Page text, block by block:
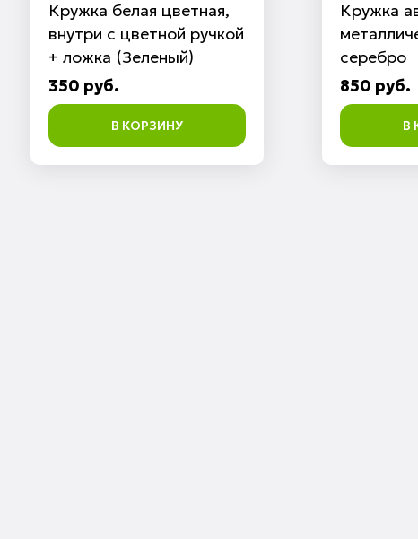
Кружка белая цветная,
внутри с цветной ручкой
+ ложка (Зеленый)
350 руб.
В КОРЗИНУ
Кружка
серебро
850 руб.
В